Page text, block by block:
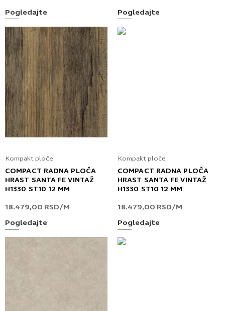
Pogledajte
Pogledajte
Kompakt ploče
COMPACT RADNA PLOČA
HRAST SANTA FE VINTAŽ
H1330 ST10 12 MM
18.479,00 RSD/M
Pogledajte
Kompakt ploče
COMPACT RADNA PLOČA
HRAST SANTA FE VINTAŽ
H1330 ST10 12 MM
18.479,00 RSD/M
Pogledajte